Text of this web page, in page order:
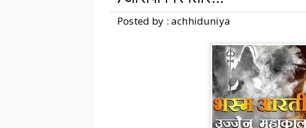
Posted by : achhiduniya